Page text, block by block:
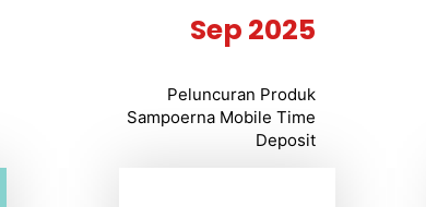
Sep 2025
Peluncuran Produk
Sampoerna Mobile Time
Deposit